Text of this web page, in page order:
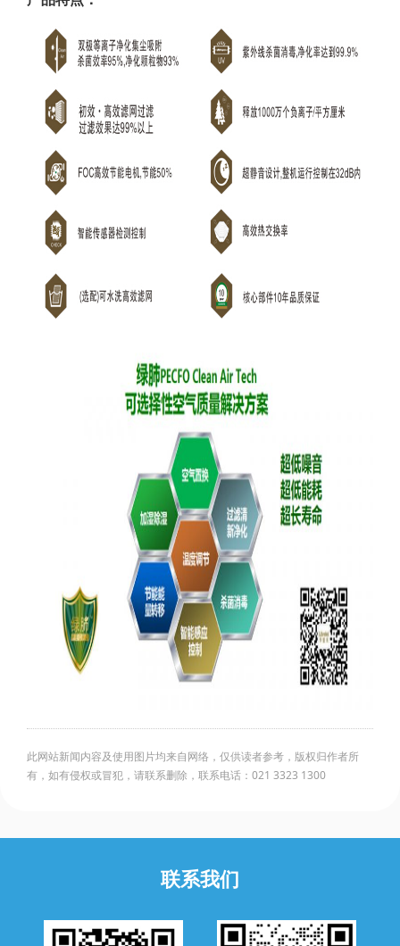
此网站新闻内容及使用图片均来自网络，仅供读者参考，版权归作者所
有，如有侵权或冒犯，请联系删除，联系电话：021 3323 1300
联系我们